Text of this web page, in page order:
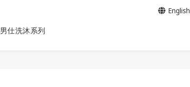
男仕洗沐系列
English